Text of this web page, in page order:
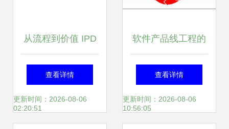
从流程到价值 IPD
体系在软件研发管
理中的深度实践与
查看详情
更新时间：2026-08-06
02:20:51
软件产品线工程的
核心 三大基本活动
与协同机制
查看详情
更新时间：2026-08-06
10:56:05